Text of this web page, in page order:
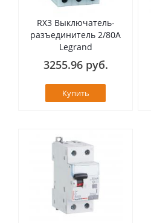
RX3 Выключатель-
разъединитель 2/80А
Legrand
3255.96 руб.
Купить